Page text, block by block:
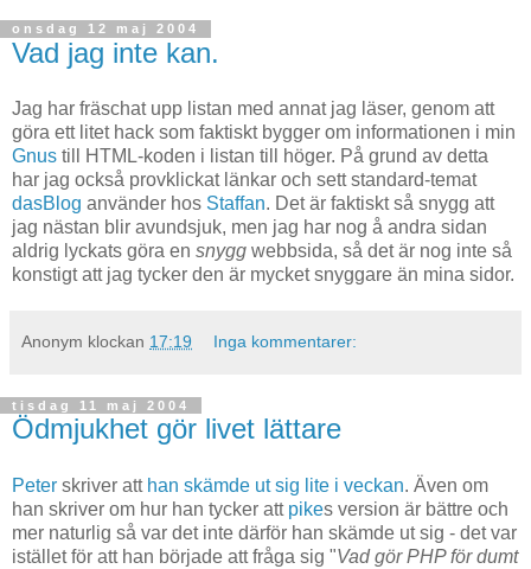
onsdag 12 maj 2004
Vad jag inte kan.
Jag har fräschat upp listan med annat jag läser, genom att
göra ett litet hack som faktiskt bygger om informationen i min
Gnus till HTML-koden i listan till höger. På grund av detta
har jag också provklickat länkar och sett standard-temat
dasBlog använder hos Staffan. Det är faktiskt så snygg att
jag nästan blir avundsjuk, men jag har nog å andra sidan
aldrig lyckats göra en snygg webbsida, så det är nog inte så
konstigt att jag tycker den är mycket snyggare än mina sidor.
Anonym klockan 17:19 Inga kommentarer:
tisdag 11 maj 2004
Ödmjukhet gör livet lättare
Peter skriver att han skämde ut sig lite i veckan. Även om
han skriver om hur han tycker att pikes version är bättre och
mer naturlig så var det inte därför han skämde ut sig - det var
istället för att han började att fråga sig "Vad gör PHP för dumt